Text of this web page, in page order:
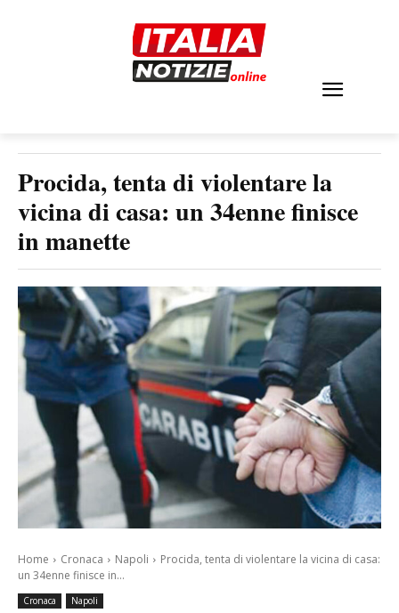
Procida, tenta di violentare la
vicina di casa: un 34enne finisce
in manette
Home Cronaca Napoli
Procida, tenta di violentare la vicina di casa:
un 34enne finisce in...
Cronaca Napoli